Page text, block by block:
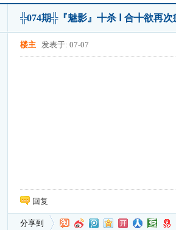
╬074期╬『魅影』╋杀 Ⅰ 合╋欲再次
楼主 发表于: 07-07
回复
分享到